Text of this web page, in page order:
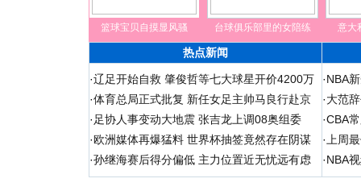
篮球宝贝自摸显风骚 台球俱乐部里的女陪练 意大
热点新闻
·辽足开始自救 肇俊哲等七大球星开价4200万
·体育总局正式批复 新任女足主帅马良行赴京
· 足协人事变动大地震 张吉龙上调08奥组委
·欧洲媒体再爆猛料 世界杯抽签竟然存在阴谋
·孙继海赛后得分偏低 主力位置近无忧远有虑
·NBA
·大范
·CBA
· 上周
·NBA